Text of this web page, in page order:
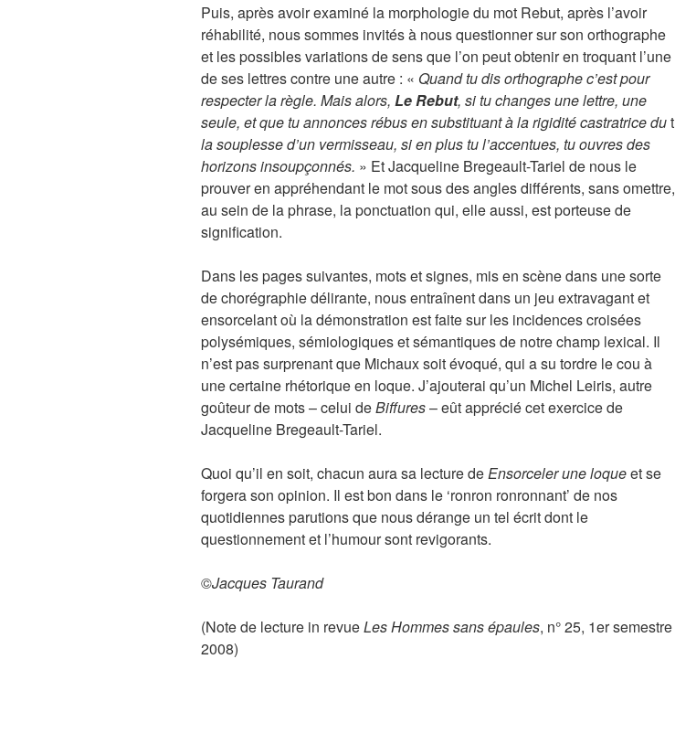
Puis, après avoir examiné la morphologie du mot Rebut, après l’avoir
réhabilité, nous sommes invités à nous questionner sur son orthographe
et les possibles variations de sens que l’on peut obtenir en troquant l’une
de ses lettres contre une autre : « Quand tu dis orthographe c’est pour
respecter la règle. Mais alors, Le Rebut, si tu changes une lettre, une
seule, et que tu annonces rébus en substituant à la rigidité castratrice dut
la souplesse d’un vermisseau, si en plus tu l’accentues, tu ouvres des
horizons insoupçonnés. » Et Jacqueline Bregeault-Tariel de nous le
prouver en appréhendant le mot sous des angles différents, sans omettre,
au sein de la phrase, la ponctuation qui, elle aussi, est porteuse de
signification.
Dans les pages suivantes, mots et signes, mis en scène dans une sorte
de chorégraphie délirante, nous entraînent dans un jeu extravagant et
ensorcelant où la démonstration est faite sur les incidences croisées
polysémiques, sémiologiques et sémantiques de notre champ lexical. Il
n’est pas surprenant que Michaux soit évoqué, qui a su tordre le cou à
une certaine rhétorique en loque. J’ajouterai qu’un Michel Leiris, autre
goûteur de mots – celui deBiffures– eût apprécié cet exercice de
Jacqueline Bregeault-Tariel.
Quoi qu’il en soit, chacun aura sa lecture deEnsorceler une loqueet se
forgera son opinion. Il est bon dans le ‘ronron ronronnant’ de nos
quotidiennes parutions que nous dérange un tel écrit dont le
questionnement et l’humour sont revigorants.
©Jacques Taurand
(Note de lecture in revueLes Hommes sans épaules, n° 25, 1er semestre
2008)